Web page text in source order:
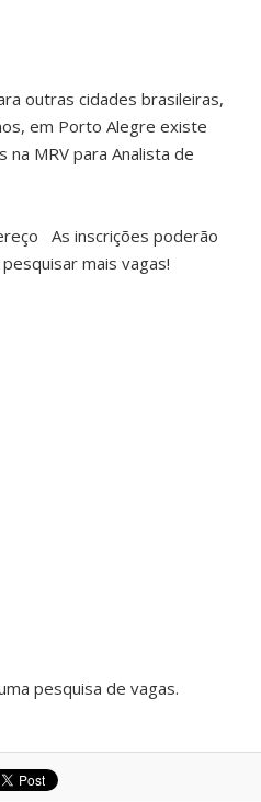
outras cidades brasileiras,
em Porto Alegre existe
na MRV para Analista de
As inscrições poderão
mais vagas!
pesquisa de vagas.